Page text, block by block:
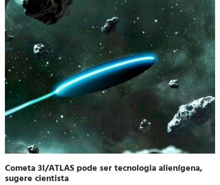
Cometa 3I/ATLAS pode ser tecnologia alienígena,
sugere cientista